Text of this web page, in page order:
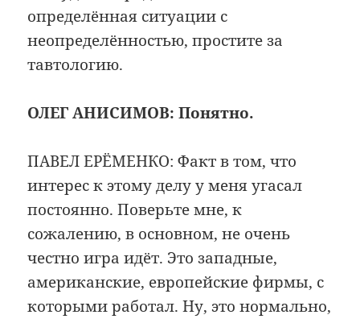
определённая ситуации с
неопределённостью, простите за
тавтологию.
ОЛЕГ АНИСИМОВ: Понятно.
ПАВЕЛ ЕРЁМЕНКО: Факт в том, что
интерес к этому делу у меня угасал
постоянно. Поверьте мне, к
сожалению, в основном, не очень
честно игра идёт. Это западные,
американские, европейские фирмы, с
которыми работал. Ну, это нормально,